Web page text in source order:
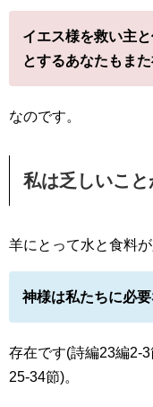
イエス様を救い主
とするあなたもま
なのです。
私は乏しいこと
羊にとって水と食料が
神様は私たちに必
存在です(詩編23編2-
25-34節)。